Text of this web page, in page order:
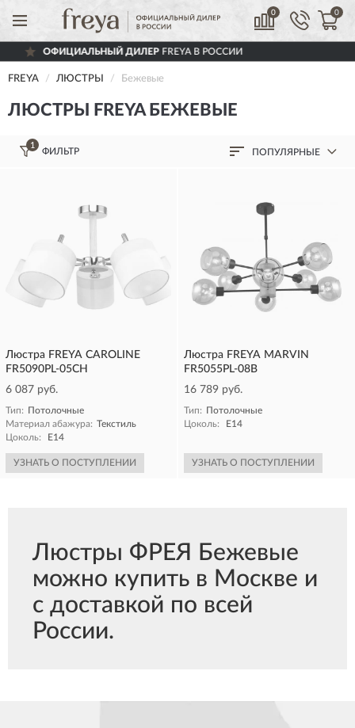
0 0
ОФИЦИАЛЬНЫЙ ДИЛЕРFREYA В РОССИИ
FREYA ЛЮСТРЫ Бежевые
ЛЮСТРЫ FREYA БЕЖЕВЫЕ
1
ФИЛЬТР ПОПУЛЯРНЫЕ
Люстра FREYA CAROLINE
FR5090PL-05CH
6 087 руб.
Тип: Потолочные
Материал абажура: Текстиль
Цоколь:
E14
УЗНАТЬ О ПОСТУПЛЕНИИ
Люстра FREYA MARVIN
FR5055PL-08B
16 789 руб.
Тип: Потолочные
Цоколь:
E14
УЗНАТЬ О ПОСТУПЛЕНИИ
Люстры ФРЕЯ Бежевые
можно купить в Москве и
с доставкой по всей
России.